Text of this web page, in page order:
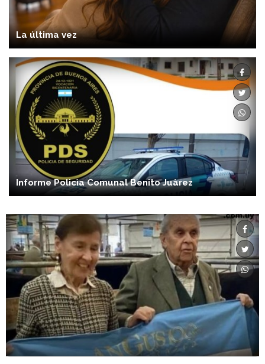
La última vez
Informe Policìa Comunal Benito Juàrez